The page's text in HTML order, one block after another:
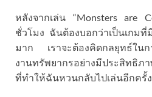
หลังจากเล่น “Monsters are
ชั่วโมง ฉันต้องบอกว่าเป็นเกมที่
มาก เราจะต้องคิดกลยุทธ์ในก
งานทรัพยากรอย่างมีประสิทธิภ
ที่ทำให้ฉันหวนกลับไปเล่นอีกครั้